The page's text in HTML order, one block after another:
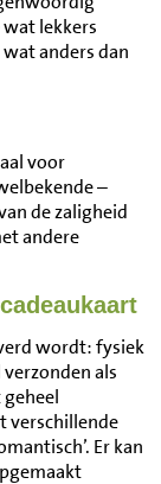
lekkers
anders dan
voor
–
de zaligheid
andere
wordt: fysiek
als
verschillende
Er kan